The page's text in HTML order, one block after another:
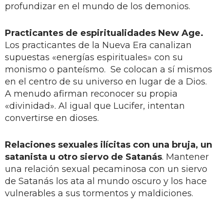
profundizar en el mundo de los demonios.
Practicantes de espiritualidades New Age.
Los practicantes de la Nueva Era canalizan
supuestas «energías espirituales» con su
monismo o panteísmo. Se colocan a sí mismos
en el centro de su universo en lugar de a Dios.
A menudo afirman reconocer su propia
«divinidad». Al igual que Lucifer, intentan
convertirse en dioses.
Relaciones sexuales ilícitas con una bruja, un
satanista u otro siervo de Satanás. Mantener
una relación sexual pecaminosa con un siervo
de Satanás los ata al mundo oscuro y los hace
vulnerables a sus tormentos y maldiciones.